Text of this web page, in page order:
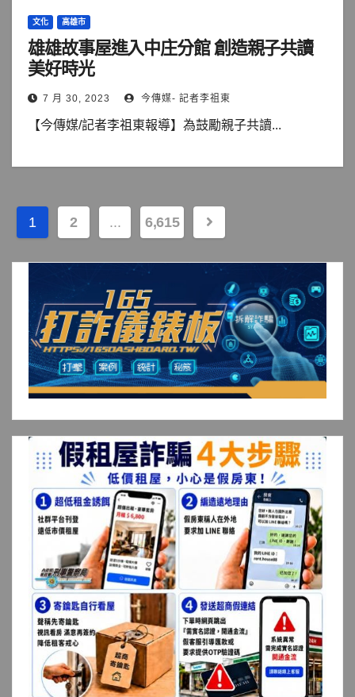
文化 高雄市
雄雄故事屋進入中庄分館 創造親子共讀
美好時光
7 月 30, 2023 今傳媒- 記者李祖東
【今傳媒/記者李祖東報導】為鼓勵親子共讀...
文
章
頁
1 2 ... 6,615